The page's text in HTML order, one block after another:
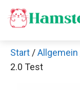
Zum
Inhalt
Start /Allgemein
2.0 Test